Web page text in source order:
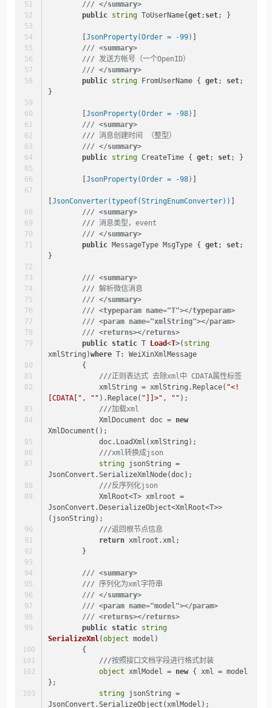
/// </summary>
public string ToUserName{get; set; }
        [
JsonProperty(Order = -99) ]
/// <summary>
/// 发送方帐号（一个OpenID）
/// </summary>
public string FromUserName { get; set;
}
        [
JsonProperty(Order = -98) ]
/// <summary>
/// 消息创建时间 （整型）
/// </summary>
public string CreateTime { get; set; }
        [
JsonProperty(Order = -98) ]
[JsonConverter(typeof(StringEnumConverter)) ]
/// <summary>
/// 消息类型，event
/// </summary>
public MessageType MsgType { get; set;
}
/// <summary>
/// 解析微信消息
/// </summary>
/// <typeparam name="T"></typeparam>
/// <param name="xmlString"></param>
/// <returns></returns>
public static T Load<T>( string
xmlString )where T: WeiXinXmlMessage
        {
///正则表达式 去除xml中 CDATA属性标签
            xmlString = xmlString.Replace(
"<!
[CDATA[" , "" ).Replace( "]]>" , "" );
///加载xml
            XmlDocument doc =
new
XmlDocument();
            doc.LoadXml(xmlString);
///xml转换成json
string jsonString =
JsonConvert.SerializeXmlNode(doc);
///反序列化json
JsonConvert.DeserializeObject<XmlRoot<T>>
(jsonString);
///返回根节点信息
return xmlroot.xml;
        }
/// <summary>
/// 序列化为xml字符串
/// </summary>
/// <param name="model"></param>
/// <returns></returns>
public static string
SerializeXml (object model )
        {
///按照接口文档字段进行格式封装
object xmlModel = new { xml = model
};
string jsonString =
JsonConvert.SerializeObject(xmlModel);